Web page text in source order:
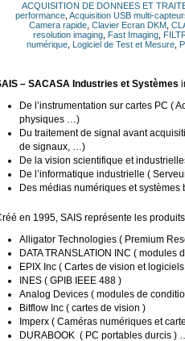
ACQUISITION DE DONNEES ET
performance Acquisition USB multi-
Camera rapide Clavier Ecran DKM
resolution imaging Fast Imaging
numérique Logiciel de Test et Mesure
– SACASA Industries et Systèmes
De l’instrumentation sur cartes PC (
physiques …)
Du traitement de signal avant
de signaux, …)
De la vision scientifique et
De l’informatique industrielle (
Des médias numériques et
en 1995, SAIS représente les produits
Alligator Technologies ( Premium
DATA TRANSLATION INC (
EPIX Inc ( Cartes de vision et
INES ( GPIB IEEE 488 )
Analog Devices ( modules de
Bitflow Inc ( cartes de vision )
Imperx ( Caméras numériques et
DURABOOK ( PC portables durcis